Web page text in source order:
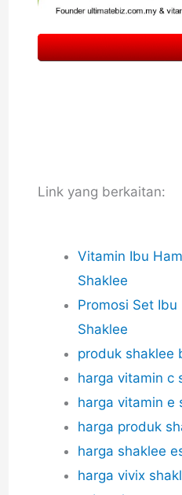
Link yang berkaitan:
Vitamin Ibu
Shaklee
Promosi Set
Shaklee
produk shaklee
harga vitamin c
harga vitamin e
harga produk
harga shaklee
harga vivix